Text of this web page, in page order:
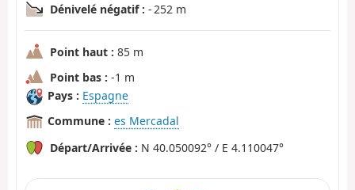
Dénivelé négatif : - 252 m
Point haut : 85 m
Point bas : -1 m
Pays : Espagne
Commune : es Mercadal
Départ/Arrivée : N 40.050092° / E 4.110047°